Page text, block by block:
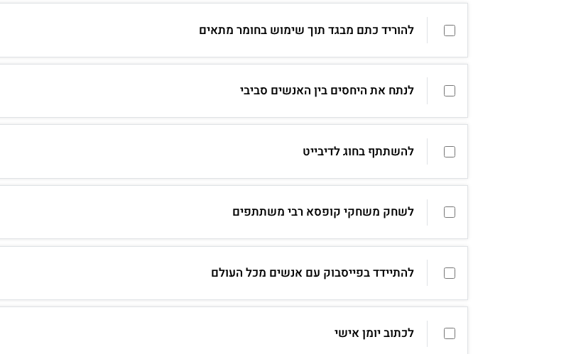
להוריד כתם מבגד תוך שימוש בחומר מתאים
לנתח את היחסים בין האנשים סביבי
להשתתף בחוג לדיבייט
לשחק משחקי קופסא רבי משתתפים
להתיידד בפייסבוק עם אנשים מכל העולם
לכתוב יומן אישי